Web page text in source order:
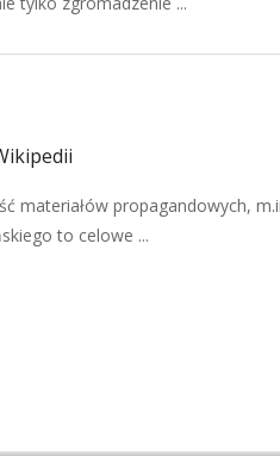
materiałów propagandowych,
to celowe ...
i magią